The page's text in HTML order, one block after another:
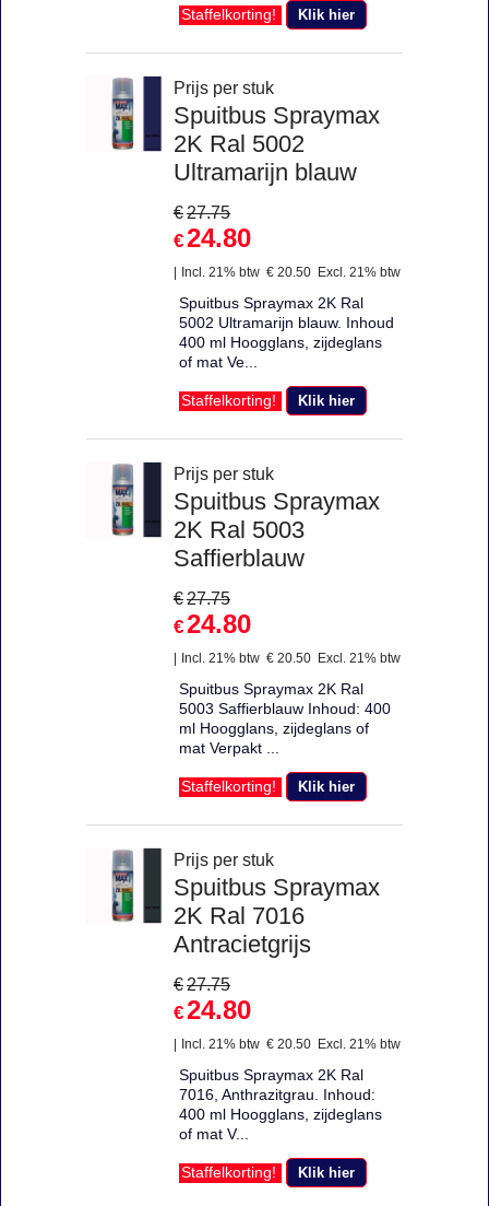
Staffelkorting! Klik hier
Prijs per stuk
Spuitbus Spraymax
2K Ral 5002
Ultramarijn blauw
€27.75
€24.80
Incl. 21% btw € 20.50 Excl. 21% btw
Spuitbus Spraymax 2K Ral
5002 Ultramarijn blauw. Inhoud
400 ml Hoogglans, zijdeglans
of mat Ve...
Staffelkorting! Klik hier
Prijs per stuk
Spuitbus Spraymax
2K Ral 5003
Saffierblauw
€27.75
€24.80
Incl. 21% btw € 20.50 Excl. 21% btw
Spuitbus Spraymax 2K Ral
5003 Saffierblauw Inhoud: 400
ml Hoogglans, zijdeglans of
mat Verpakt ...
Staffelkorting! Klik hier
Prijs per stuk
Spuitbus Spraymax
2K Ral 7016
Antracietgrijs
€27.75
€24.80
Incl. 21% btw € 20.50 Excl. 21% btw
Spuitbus Spraymax 2K Ral
7016, Anthrazitgrau. Inhoud:
400 ml Hoogglans, zijdeglans
of mat V...
Staffelkorting! Klik hier